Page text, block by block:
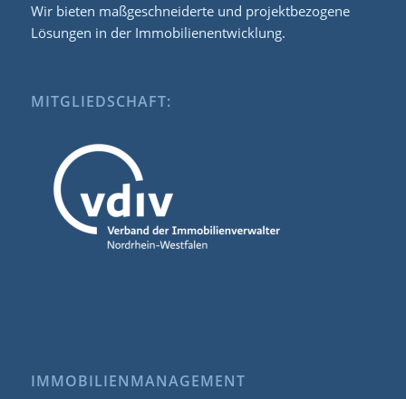
Wir bieten maßgeschneiderte und projektbezogene
Lösungen in der Immobilienentwicklung.
MITGLIEDSCHAFT:
IMMOBILIENMANAGEMENT